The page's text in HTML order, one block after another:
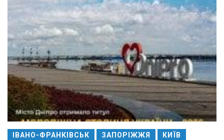
ІВАНО-ФРАНКІВСЬК ЗАПОРІЖЖЯ КИЇВ